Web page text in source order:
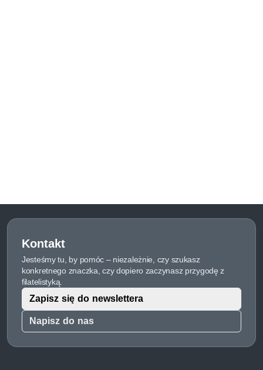
Kontakt
Jesteśmy tu, by pomóc – niezależnie, czy szukasz
konkretnego znaczka, czy dopiero zaczynasz przygodę z
filatelistyką.
Napisz do nas
Zapisz się do newslettera